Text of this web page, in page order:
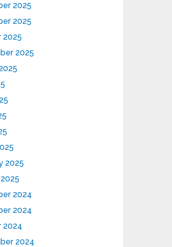
2025
2025
2025
2025
2025
2024
2024
2024
2024